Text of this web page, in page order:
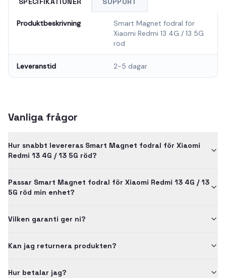
Produktbeskrivning
Smart Magnet fodral för
Xiaomi Redmi 13 4G / 13 5G
röd
Leveranstid 2-5 dagar
Vanliga frågor
Hur snabbt levereras Smart Magnet fodral för Xiaomi
Redmi 13 4G / 13 5G röd?
Passar Smart Magnet fodral för Xiaomi Redmi 13 4G / 13
5G röd min enhet?
Vilken garanti ger ni?
Kan jag returnera produkten?
Hur betalar jag?